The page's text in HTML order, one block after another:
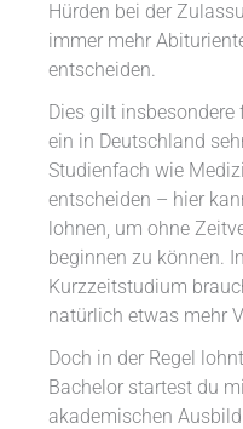
Hürden bei der
immer mehr
entscheiden.
Dies gilt
ein in Deutschland
Studienfach wie
entscheiden – hier
lohnen, um ohne
beginnen zu können.
Kurzzeitstudium
natürlich etwas mehr
Doch in der Regel
Bachelor startest du
akademischen